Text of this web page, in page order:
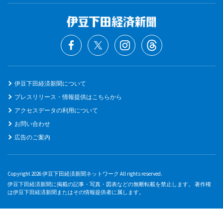
伊豆下田経済新聞について
プレスリリース・情報提供はこちらから
アクセスデータの利用について
お問い合わせ
広告のご案内
Copyright 2026 伊豆下田経済新聞ネットワーク All rights reserved.
伊豆下田経済新聞に掲載の記事・写真・図表などの無断転載を禁止します。 著作権
は伊豆下田経済新聞またはその情報提供者に属します。